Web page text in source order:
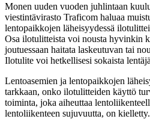
Monen uuden vuoden juhlintaan
viestintävirasto Traficom haluaa
lentopaikkojen läheisyydessä
Osa ilotulitteista voi nousta hyvinkin
joutuessaan haitata laskeutuvan tai
Ilotulite voi hetkellisesi sokaista
Lentoasemien ja lentopaikkojen
tarkkaan, onko ilotulitteiden käyttö
toiminta, joka aiheuttaa
lentoliikenteen sujuvuutta, on kielletty.